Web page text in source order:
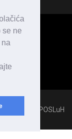
se ne
Hosted by POSLuH